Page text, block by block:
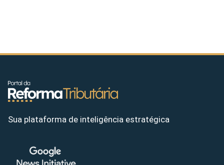
Sua plataforma de inteligência estratégica